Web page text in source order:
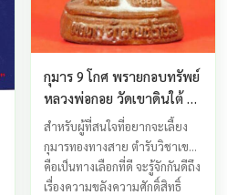
กุมาร 9 โกศ พรายกอบทรัพย์
หลวงพ่อกอย วัดเขาดินใต้ ปี
2552
สำหรับผู้ที่สนใจที่อยากจะเลี้ยง
กุมารทองทางสาย ตำรับวิชาเขมร
คือเป็นทางเลือกที่ดี จะรู้จักกันดีถึง
เรื่องความขลังความศักดิ์สิทธิ์